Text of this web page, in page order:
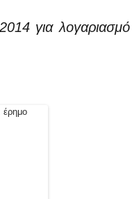
για λογαριασμό